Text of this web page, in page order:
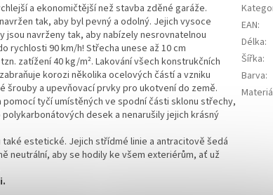
a ekonomičtější než stavba zděné garáže.
tak, aby byl pevný a odolný. Jejich vysoce
jsou navrženy tak, aby nabízely nesrovnatelnou
rychlosti 90 km/h! Střecha unese až 10 cm
zatížení 40 kg/m². Lakování všech konstrukčních
korozi několika ocelových částí a vzniku
šrouby a upevňovací prvky pro ukotvení do země.
tyčí umístěných ve spodní části sklonu střechy,
desek a nenarušily jejich krásný
estetické. Jejich střídmé linie a antracitově šedá
neutrální, aby se hodily ke všem exteriérům, ať už
EAN:
Délka:
Šířka:
Barva: